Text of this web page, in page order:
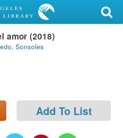
amor (2018)
Sonsoles
Add To List